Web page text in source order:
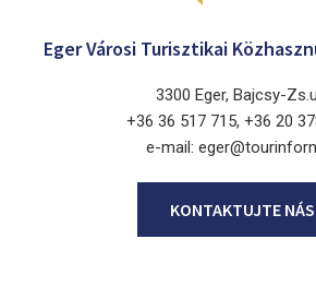
Eger Városi Turisztikai
3300 Eger, Bajcsy-
+36 36 517 715, +36 20
e-mail:
KONTAKTUJTE